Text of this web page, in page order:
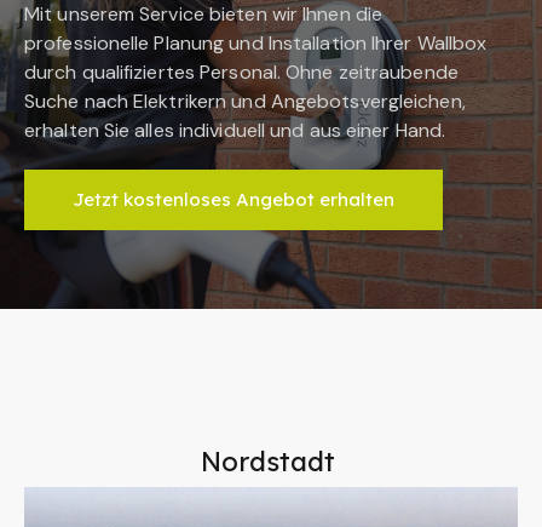
Mit unserem Service bieten wir Ihnen die
professionelle Planung und Installation Ihrer Wallbox
durch qualifiziertes Personal. Ohne zeitraubende
Suche nach Elektrikern und Angebotsvergleichen,
erhalten Sie alles individuell und aus einer Hand.
Jetzt kostenloses Angebot erhalten
Nordstadt